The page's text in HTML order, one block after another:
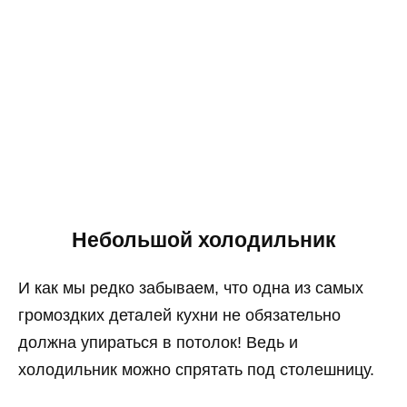
Небольшой холодильник
И как мы редко забываем, что одна из самых
громоздких деталей кухни не обязательно
должна упираться в потолок! Ведь и
холодильник можно спрятать под столешницу.